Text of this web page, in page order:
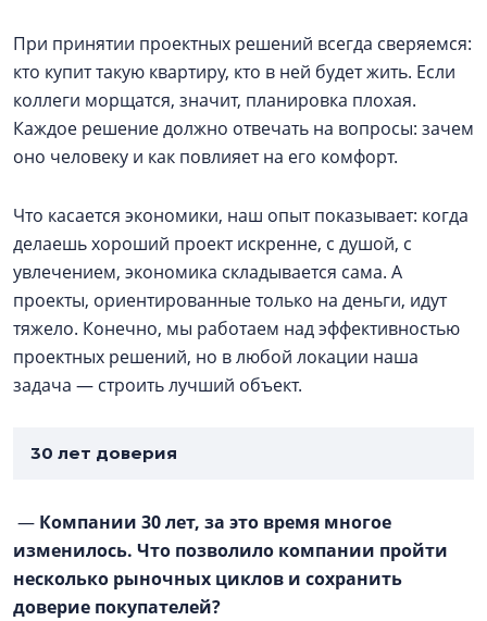
При принятии проектных решений всегда сверяемся:
кто купит такую квартиру, кто в ней будет жить. Если
коллеги морщатся, значит, планировка плохая.
Каждое решение должно отвечать на вопросы: зачем
оно человеку и как повлияет на его комфорт.
Что касается экономики, наш опыт показывает: когда
делаешь хороший проект искренне, с душой, с
увлечением, экономика складывается сама. А
проекты, ориентированные только на деньги, идут
тяжело. Конечно, мы работаем над эффективностью
проектных решений, но в любой локации наша
задача — строить лучший объект.
30 лет доверия
— Компании 30 лет, за это время многое
изменилось. Что позволило компании пройти
несколько рыночных циклов и сохранить
доверие покупателей?